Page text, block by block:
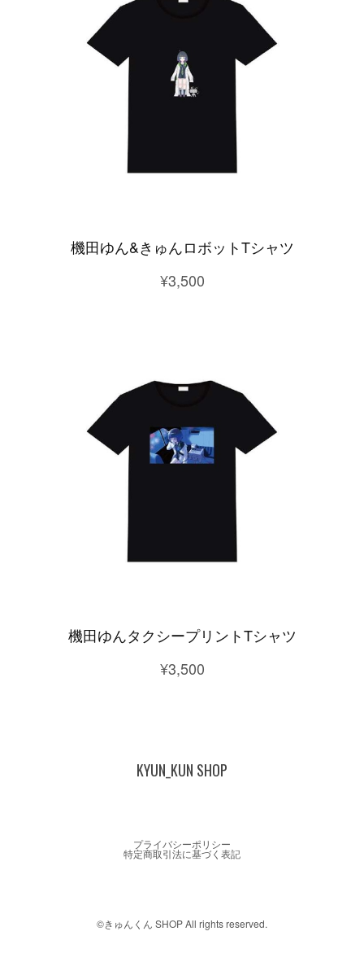
機田ゆん&きゅんロボットTシャツ
¥3,500
機田ゆんタクシープリントTシャツ
¥3,500
KYUN_KUN SHOP
プライバシーポリシー
特定商取引法に基づく表記
©︎きゅんくん SHOP All rights reserved.